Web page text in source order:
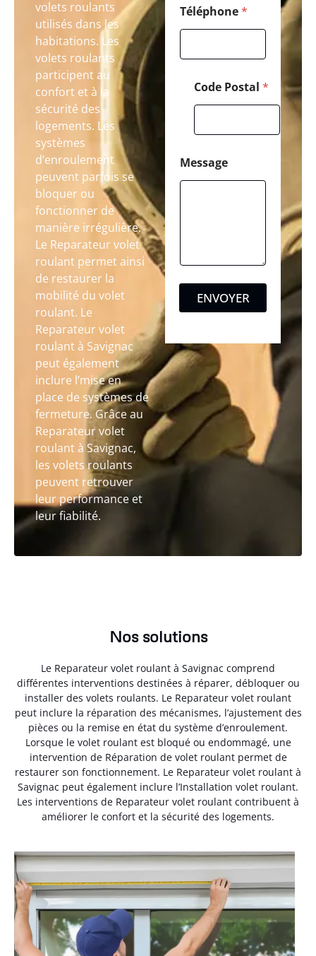
volets roulants
utilisés dans les
habitations. Les
volets roulants
participent au
confort et à la
sécurité des
logements. Les
systèmes
d’enroulement
peuvent parfois se
bloquer ou
fonctionner de
manière irrégulière.
Le Reparateur volet
roulant permet ainsi
de restaurer la
mobilité du volet
roulant. Le
Reparateur volet
roulant à Savignac
peut également
inclure l’mise en
place de systèmes de
fermeture. Grâce au
Reparateur volet
roulant à Savignac,
les volets roulants
peuvent retrouver
leur performance et
leur fiabilité.
Téléphone*
Code Postal *
Message
ENVOYER
Nos solutions
Le Reparateur volet roulant à Savignac comprend
différentes interventions destinées à réparer, débloquer ou
installer des volets roulants. Le Reparateur volet roulant
peut inclure la réparation des mécanismes, l’ajustement des
pièces ou la remise en état du système d’enroulement.
Lorsque le volet roulant est bloqué ou endommagé, une
intervention de Réparation de volet roulant permet de
restaurer son fonctionnement. Le Reparateur volet roulant à
Savignac peut également inclure l’Installation volet roulant.
Les interventions de Reparateur volet roulant contribuent à
améliorer le confort et la sécurité des logements.